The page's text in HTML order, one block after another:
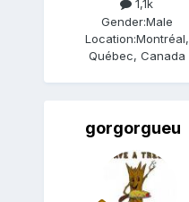
1,1k
Gender:Male
Location:Montréal,
Québec, Canada
gorgorgueu